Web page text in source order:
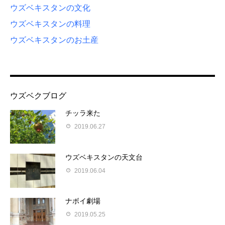
ウズベキスタンの文化
ウズベキスタンの料理
ウズベキスタンのお土産
ウズベクブログ
チッラ来た
2019.06.27
ウズベキスタンの天文台
2019.06.04
ナボイ劇場
2019.05.25